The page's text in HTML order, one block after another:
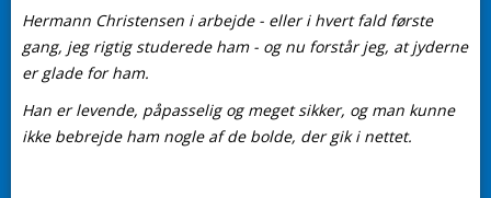
Hermann Christensen i arbejde - eller i hvert fald første
gang, jeg rigtig studerede ham - og nu forstår jeg, at jyderne
er glade for ham.
Han er levende, påpasselig og meget sikker, og man kunne
ikke bebrejde ham nogle af de bolde, der gik i nettet.